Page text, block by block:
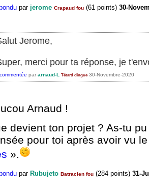
par jerome Crapaud fou (61 points) 30-
Jerome,
merci pour ta réponse, je
commentée par arnaud-L Tétard dingue 30-Novembre-2020
Arnaud !
devient ton projet ? As-tu
pour toi après avoir vu
».
par Rubujeto Batracien fou (284 points) 31-